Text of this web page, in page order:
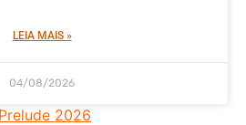
LEIA MAIS »
04/08/2026
2026